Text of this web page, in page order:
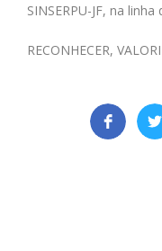
SINSERPU-JF, na
RECONHECER,